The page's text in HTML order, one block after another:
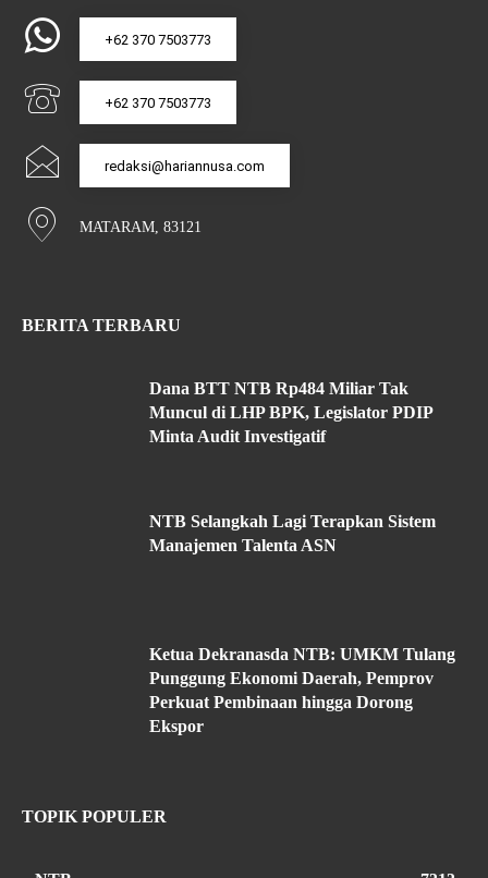
+62 370 7503773
+62 370 7503773
redaksi@hariannusa.com
MATARAM, 83121
BERITA TERBARU
Dana BTT NTB Rp484 Miliar Tak
Muncul di LHP BPK, Legislator PDIP
Minta Audit Investigatif
NTB Selangkah Lagi Terapkan Sistem
Manajemen Talenta ASN
Ketua Dekranasda NTB: UMKM Tulang
Punggung Ekonomi Daerah, Pemprov
Perkuat Pembinaan hingga Dorong
Ekspor
TOPIK POPULER